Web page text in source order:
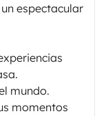
espectacular
mundo.
momentos